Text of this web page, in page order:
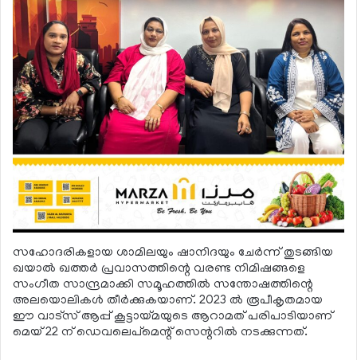
സഹോദരികളായ ശാമിലയും ഷാനിദയും ചേര്‍ന്ന് തുടങ്ങിയ
ഖയാല്‍ ഖത്തര്‍ പ്രവാസത്തിന്റെ വരണ്ട നിമിഷങ്ങളെ
സംഗീത സാന്ദ്രമാക്കി സമൂഹത്തില്‍ സന്തോഷത്തിന്റെ
അലയൊലികള്‍ തീര്‍ക്കുകയാണ്. 2023 ല്‍ രൂപീകൃതമായ
ഈ വാട്‌സ് ആപ്പ് കൂട്ടായ്മയുടെ ആറാമത് പരിപാടിയാണ്
മെയ് 22 ന് ഡെവലെപ്‌മെന്റ് സെന്ററില്‍ നടക്കുന്നത്.